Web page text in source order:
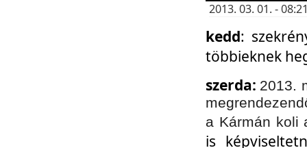
2013. 03. 01. -
kedd:
többieknek
szerda: 2013.
a Kármán koli
is